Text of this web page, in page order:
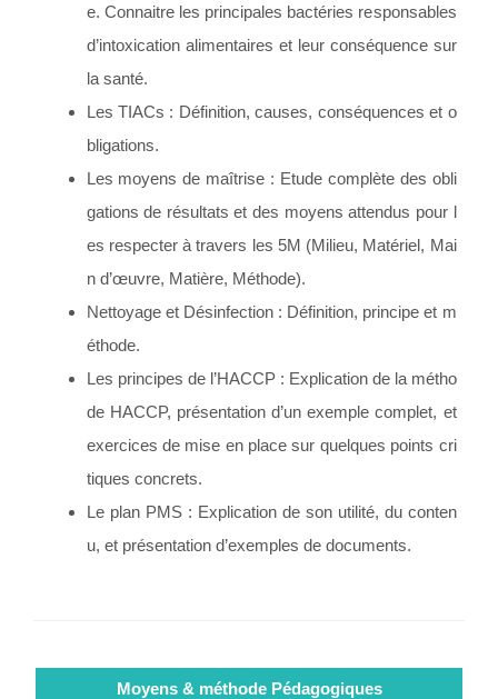
e. Connaitre les principales bactéries responsables
d’intoxication alimentaires et leur conséquence sur
la santé.
Les TIACs : Définition, causes, conséquences et o
bligations.
Les moyens de maîtrise : Etude complète des obli
gations de résultats et des moyens attendus pour l
es respecter à travers les 5M (Milieu, Matériel, Mai
n d’œuvre, Matière, Méthode).
Nettoyage et Désinfection : Définition, principe et m
éthode.
Les principes de l’HACCP : Explication de la métho
de HACCP, présentation d’un exemple complet, et
exercices de mise en place sur quelques points cri
tiques concrets.
Le plan PMS : Explication de son utilité, du conten
u, et présentation d’exemples de documents.
Moyens & méthode Pédagogiques